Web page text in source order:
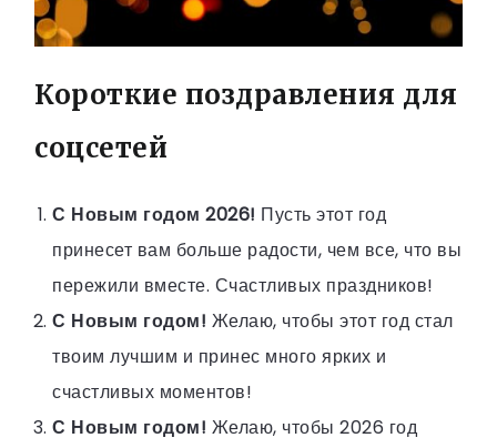
Короткие поздравления для
соцсетей
С Новым годом 2026! Пусть этот год
принесет вам больше радости, чем все, что вы
пережили вместе. Счастливых праздников!
С Новым годом! Желаю, чтобы этот год стал
твоим лучшим и принес много ярких и
счастливых моментов!
С Новым годом! Желаю, чтобы 2026 год